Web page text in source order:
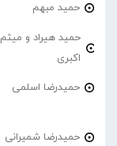
حمید مبهم
حمید هیراد و میثم
اکبری
حمیدرضا اسلمی
حمیدرضا شمیرانی